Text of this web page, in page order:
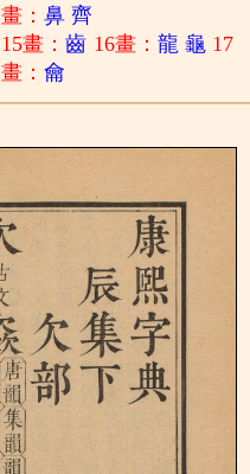
畫：鼻 齊
15畫：齒 16畫： 龍 龜 17
畫：龠